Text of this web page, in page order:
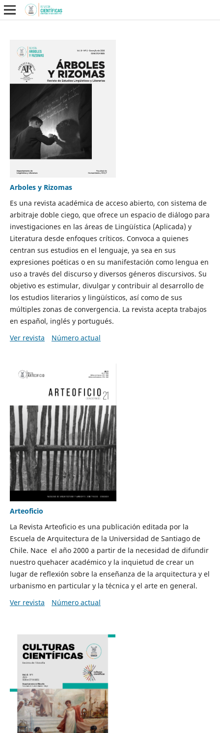
Arboles y Rizomas
Es una revista académica de acceso abierto, con sistema de
arbitraje doble ciego, que ofrece un espacio de diálogo para
investigaciones en las áreas de Lingüística (Aplicada) y
Literatura desde enfoques críticos. Convoca a quienes
centran sus estudios en el lenguaje, ya sea en sus
expresiones poéticas o en su manifestación como lengua en
uso a través del discurso y diversos géneros discursivos. Su
objetivo es estimular, divulgar y contribuir al desarrollo de
los estudios literarios y lingüísticos, así como de sus
múltiples zonas de convergencia. La revista acepta trabajos
en español, inglés y portugués.
Ver revista
Número actual
Arteoficio
La Revista Arteoficio es una publicación editada por la
Escuela de Arquitectura de la Universidad de Santiago de
Chile. Nace el año 2000 a partir de la necesidad de difundir
nuestro quehacer académico y la inquietud de crear un
lugar de reflexión sobre la enseñanza de la arquitectura y el
urbanismo en particular y la técnica y el arte en general.
Ver revista
Número actual